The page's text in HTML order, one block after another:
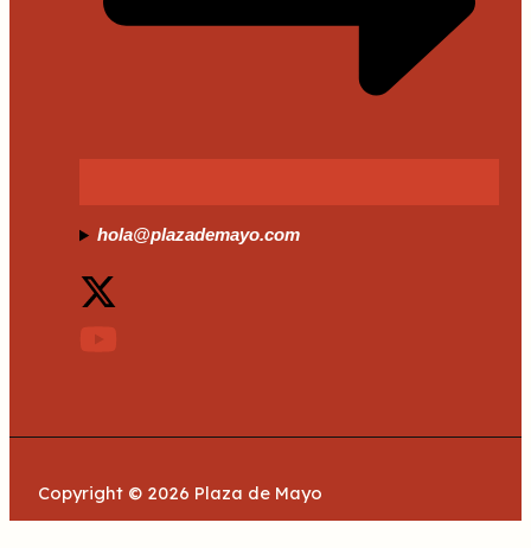
hola@plazademayo.com
Copyright © 2026 Plaza de Mayo